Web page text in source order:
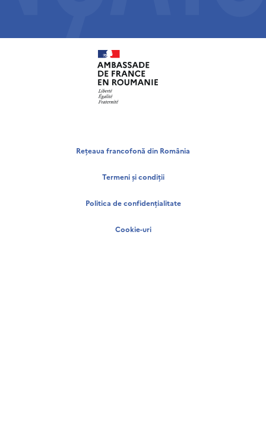
Rețeaua francofonă din România
Termeni și condiții
Politica de confidențialitate
Cookie-uri